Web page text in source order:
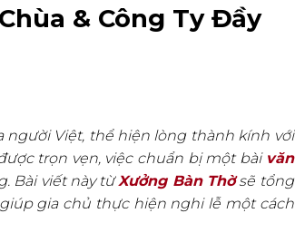
& Công Ty Đầy
người Việt, thể hiện lòng thành kính với
trọn vẹn, việc chuẩn bị một bài văn
Bài viết này từXưởng Bàn Thờsẽ tổng
gia chủ thực hiện nghi lễ một cách